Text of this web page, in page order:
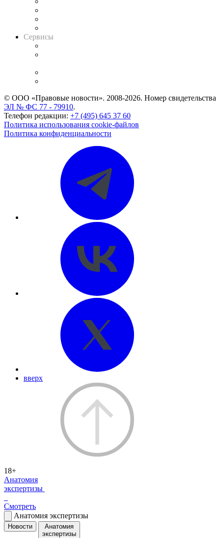
Сервисы
© ООО «Правовые новости». 2008-2026. Номер свидетельства
ЭЛ № ФС 77 - 79910.
Телефон редакции: +7 (495) 645 37 60
Политика использования cookie-файлов
Политика конфиденциальности
вверх
18+
Анатомия
экспертизы
Смотреть
Анатомия экспертизы
Новости
Анатомия
экспертизы